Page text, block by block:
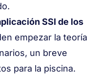
SSI de los
empezar la teoría
un breve
para la piscina.